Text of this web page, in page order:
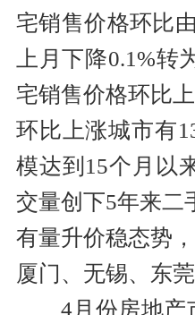
宅销售价格环比
上月下降0.1%
宅销售价格环比
环比上涨城市有
模达到15个月以
交量创下5年来二
有量升价稳态势
厦门、无锡、东
4月份房地产